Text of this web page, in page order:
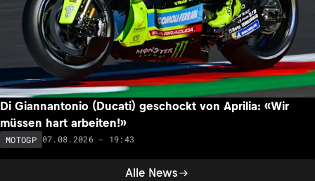
Alle News
Di Giannantonio (Ducati) geschockt von Aprilia: «Wir
müssen hart arbeiten!»
MOTOGP 07.08.2026 - 19:43